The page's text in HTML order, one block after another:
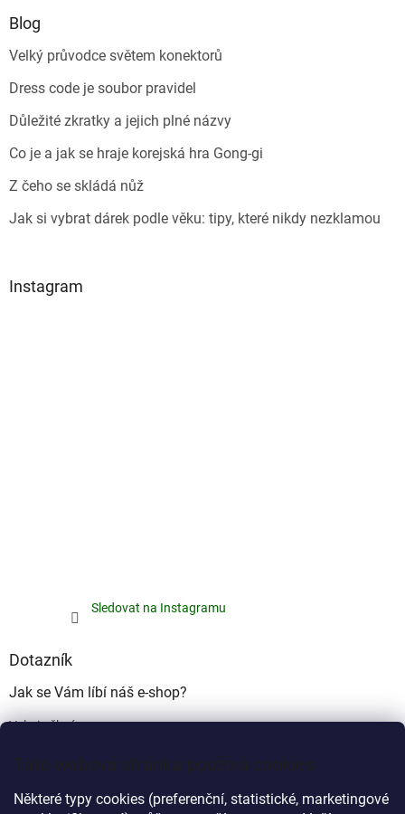
Tato webová stránka používá cookies
Některé typy cookies (preferenční, statistické, marketingové
Blog
Velký průvodce světem konektorů
Dress code je soubor pravidel
Důležité zkratky a jejich plné názvy
Co je a jak se hraje korejská hra Gong-gi
Z čeho se skládá nůž
Jak si vybrat dárek podle věku: tipy, které nikdy nezklamou
Instagram
Sledovat na Instagramu
Dotazník
Jak se Vám líbí náš e-shop?
Velmi pěkný
Ujde to
Nelíbí se mi